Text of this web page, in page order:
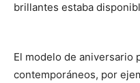
brillantes estaba
El modelo de aniversario
contemporáneos, por